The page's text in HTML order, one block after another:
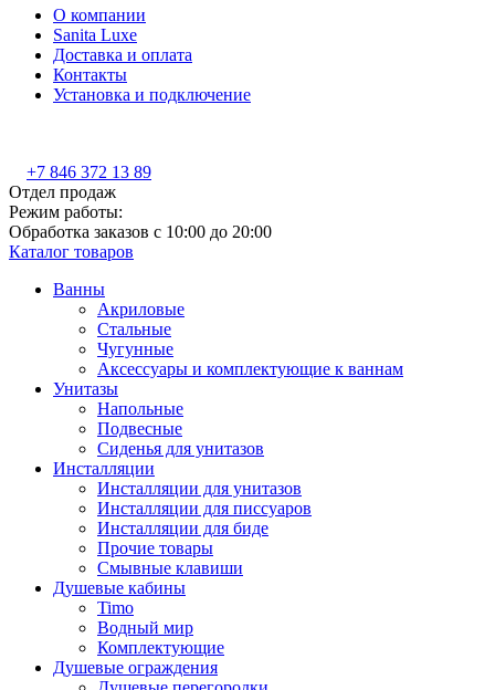
О компании
Sanita Luxe
Доставка и оплата
Контакты
Установка и подключение
+7 846 372 13 89
Отдел продаж
Режим работы:
Обработка заказов с 10:00 до 20:00
Каталог товаров
Ванны
Акриловые
Стальные
Чугунные
Аксессуары и комплектующие к ваннам
Унитазы
Напольные
Подвесные
Сиденья для унитазов
Инсталляции
Инсталляции для унитазов
Инсталляции для писсуаров
Инсталляции для биде
Прочие товары
Смывные клавиши
Душевые кабины
Timo
Водный мир
Комплектующие
Душевые ограждения